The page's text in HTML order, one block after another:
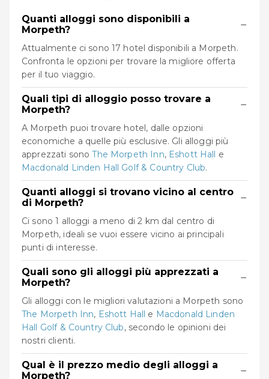
Quanti alloggi sono disponibili a
Morpeth?
−
Attualmente ci sono 17 hotel disponibili a Morpeth.
Confronta le opzioni per trovare la migliore offerta
per il tuo viaggio.
Quali tipi di alloggio posso trovare a
Morpeth?
−
A Morpeth puoi trovare hotel, dalle opzioni
economiche a quelle più esclusive. Gli alloggi più
apprezzati sonoThe Morpeth Inn, Eshott Hall e
Macdonald Linden Hall Golf & Country Club.
Quanti alloggi si trovano vicino al centro
di Morpeth?
−
Ci sono 1 alloggi a meno di 2 km dal centro di
Morpeth, ideali se vuoi essere vicino ai principali
punti di interesse.
Quali sono gli alloggi più apprezzati a
Morpeth?
−
Gli alloggi con le migliori valutazioni a Morpeth sono
The Morpeth Inn, Eshott Hall e Macdonald Linden
Hall Golf & Country Club, secondo le opinioni dei
nostri clienti.
Qual è il prezzo medio degli alloggi a
Morpeth?
−